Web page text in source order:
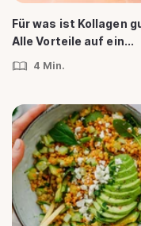
Für was ist Kollagen
Alle Vorteile auf ein...
4 Min.